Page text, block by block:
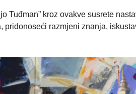
Tuđman” kroz ovakve susrete
pridonoseći razmjeni znanja,